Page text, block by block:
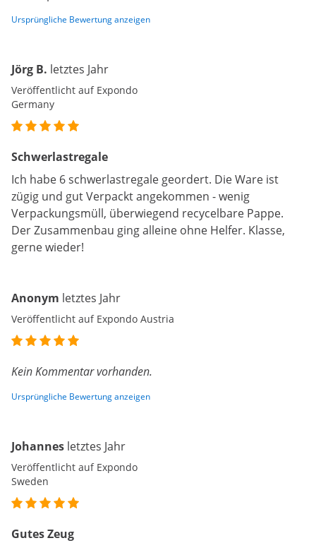
Ursprüngliche Bewertung anzeigen
Jörg B. letztes Jahr
Veröffentlicht auf Expondo
Germany
Schwerlastregale
Ich habe 6 schwerlastregale geordert. Die Ware ist
zügig und gut Verpackt angekommen - wenig
Verpackungsmüll, überwiegend recycelbare Pappe.
Der Zusammenbau ging alleine ohne Helfer. Klasse,
gerne wieder!
Anonym letztes Jahr
Veröffentlicht auf Expondo Austria
Kein Kommentar vorhanden.
Ursprüngliche Bewertung anzeigen
Johannes letztes Jahr
Veröffentlicht auf Expondo
Sweden
Gutes Zeug